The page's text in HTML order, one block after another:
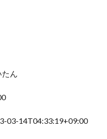
ん
03-14T04:33:19+09:00